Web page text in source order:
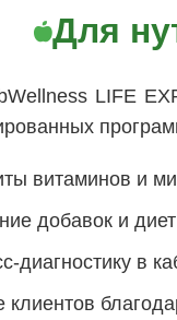
Для
LIFE
витаминов и
добавок и
диагностику в